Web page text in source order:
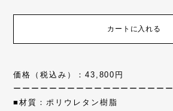
カートに入れる
価格（税込み）：43,800円
ーーーーーーーーーーーーーーーーーー
■材質：ポリウレタン樹脂